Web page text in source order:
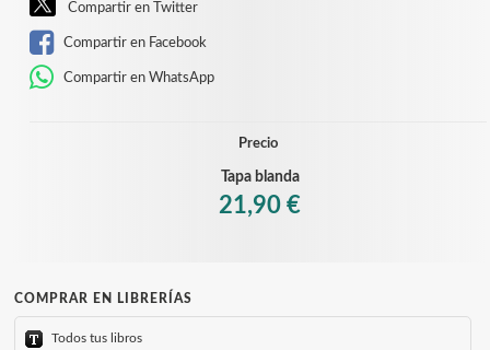
Compartir en Twitter
Compartir en Facebook
Compartir en WhatsApp
Precio
Tapa blanda
21,90 €
COMPRAR EN LIBRERÍAS
Todos tus libros